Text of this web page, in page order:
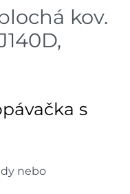
do 7 dnů
2 ks
do 7 dnů
do 7 dnů
kov.
s
nebo